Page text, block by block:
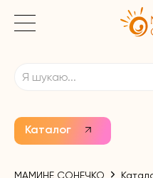
Каталог
МАМИНЕ СОНЕЧКО